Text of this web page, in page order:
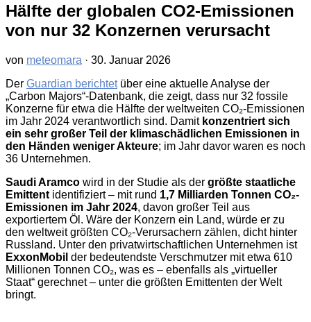
Hälfte der globalen CO2-Emissionen
von nur 32 Konzernen verursacht
von meteomara · 30. Januar 2026
Der Guardian berichtetüber eine aktuelle Analyse der
„Carbon Majors“-Datenbank, die zeigt, dass nur 32 fossile
Konzerne für etwa die Hälfte der weltweiten CO₂-Emissionen
im Jahr 2024 verantwortlich sind. Damit konzentriert sich
ein sehr großer Teil der klimaschädlichen Emissionen in
den Händen weniger Akteure; im Jahr davor waren es noch
36 Unternehmen.
Saudi Aramco wird in der Studie als der größte staatliche
Emittent identifiziert – mit rund 1,7 Milliarden Tonnen CO₂-
Emissionen im Jahr 2024, davon großer Teil aus
exportiertem Öl. Wäre der Konzern ein Land, würde er zu
den weltweit größten CO₂-Verursachern zählen, dicht hinter
Russland. Unter den privatwirtschaftlichen Unternehmen ist
ExxonMobil der bedeutendste Verschmutzer mit etwa 610
Millionen Tonnen CO₂, was es – ebenfalls als „virtueller
Staat“ gerechnet – unter die größten Emittenten der Welt
bringt.